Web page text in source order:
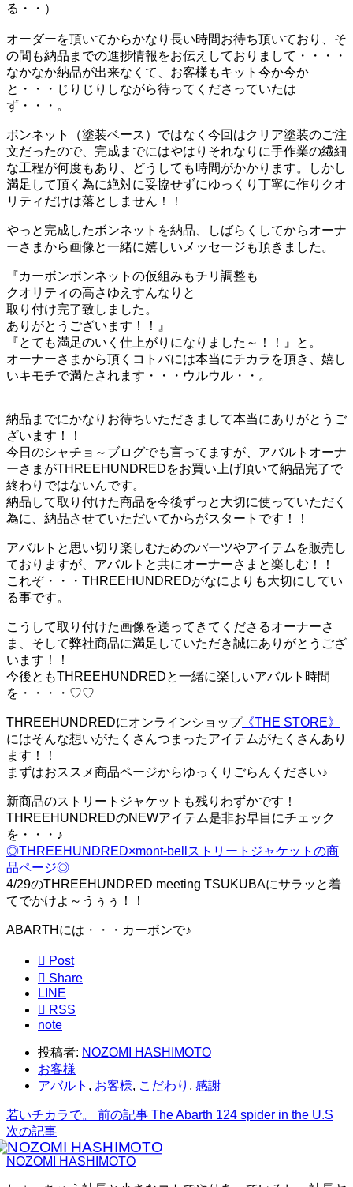
る・・）
オーダーを頂いてからかなり長い時間お待ち頂いており、そ
の間も納品までの進捗情報をお伝えしておりまして・・・・
なかなか納品が出来なくて、お客様もキット今か今か
と・・・じりじりしながら待ってくださっていたは
ず・・・。
ボンネット（塗装ベース）ではなく今回はクリア塗装のご注
文だったので、完成までにはやはりそれなりに手作業の繊細
な工程が何度もあり、どうしても時間がかかります。しかし
満足して頂く為に絶対に妥協せずにゆっくり丁寧に作りクオ
リティだけは落としません！！
やっと完成したボンネットを納品、しばらくしてからオーナ
ーさまから画像と一緒に嬉しいメッセージも頂きました。
『カーボンボンネットの仮組みもチリ調整も
クオリティの高さゆえすんなりと
取り付け完了致しました。
ありがとうございます！！』
『とても満足のいく仕上がりになりました～！！』と。
オーナーさまから頂くコトバには本当にチカラを頂き、嬉し
いキモチで満たされます・・・ウルウル・・。
納品までにかなりお待ちいただきまして本当にありがとうご
ざいます！！
今日のシャチョ～ブログでも言ってますが、アバルトオーナ
ーさまがTHREEHUNDREDをお買い上げ頂いて納品完了で
終わりではないんです。
納品して取り付けた商品を今後ずっと大切に使っていただく
為に、納品させていただいてからがスタートです！！
アバルトと思い切り楽しむためのパーツやアイテムを販売し
ておりますが、アバルトと共にオーナーさまと楽しむ！！
これぞ・・・THREEHUNDREDがなによりも大切にしてい
る事です。
こうして取り付けた画像を送ってきてくださるオーナーさ
ま、そして弊社商品に満足していただき誠にありがとうござ
います！！
今後ともTHREEHUNDREDと一緒に楽しいアバルト時間
を・・・・♡♡
THREEHUNDREDにオンラインショップ《THE STORE》
にはそんな想いがたくさんつまったアイテムがたくさんあり
ます！！
まずはおススメ商品ページからゆっくりごらんください♪
新商品のストリートジャケットも残りわずかです！
THREEHUNDREDのNEWアイテム是非お早目にチェック
を・・・♪
◎THREEHUNDRED×mont-bellストリートジャケットの商
品ページ◎
4/29のTHREEHUNDRED meeting TSUKUBAにサラッと着
てでかけよ～うぅぅ！！
ABARTHには・・・カーボンで♪
 Post
 Share
LINE
 RSS
note
投稿者: NOZOMI HASHIMOTO
お客様
アバルト , お客様, こだわり , 感謝
若いチカラで。 前の記事 The Abarth 124 spider in the U.S
次の記事
NOZOMI HASHIMOTO